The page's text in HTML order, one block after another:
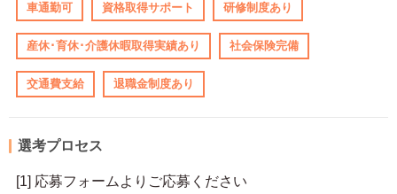
車通勤可 資格取得サポート 研修制度あり
産休･育休･介護休暇取得実績あり 社会保険完備
交通費支給 退職金制度あり
選考プロセス
[1] 応募フォームよりご応募ください